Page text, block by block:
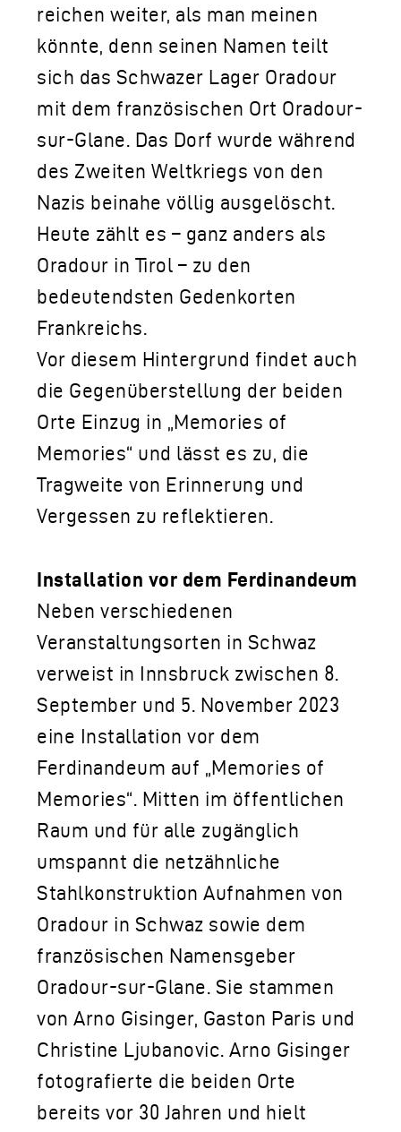
reichen weiter, als man meinen
könnte, denn seinen Namen teilt
sich das Schwazer Lager Oradour
mit dem französischen Ort Oradour-
sur-Glane. Das Dorf wurde während
des Zweiten Weltkriegs von den
Nazis beinahe völlig ausgelöscht.
Heute zählt es – ganz anders als
Oradour in Tirol – zu den
bedeutendsten Gedenkorten
Frankreichs.
Vor diesem Hintergrund findet auch
die Gegenüberstellung der beiden
Orte Einzug in „Memories of
Memories“ und lässt es zu, die
Tragweite von Erinnerung und
Vergessen zu reflektieren.
Installation vor dem Ferdinandeum
Neben verschiedenen
Veranstaltungsorten in Schwaz
verweist in Innsbruck zwischen 8.
September und 5. November 2023
eine Installation vor dem
Ferdinandeum auf „Memories of
Memories“. Mitten im öffentlichen
Raum und für alle zugänglich
umspannt die netzähnliche
Stahlkonstruktion Aufnahmen von
Oradour in Schwaz sowie dem
französischen Namensgeber
Oradour-sur-Glane. Sie stammen
von Arno Gisinger, Gaston Paris und
Christine Ljubanovic. Arno Gisinger
fotografierte die beiden Orte
bereits vor 30 Jahren und hielt